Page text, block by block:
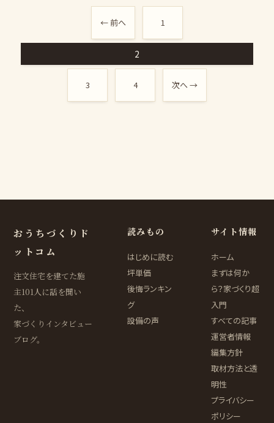
← 前へ 1
2
3 4 次へ →
おうちづくりド
ットコム
注文住宅を建てた施
主101人に話を聞い
た、
家づくりインタビュー
ブログ。
読みもの
はじめに読む
坪単価
後悔ランキン
グ
設備の声
サイト情報
ホーム
まずは何か
ら？家づくり超
入門
すべての記事
運営者情報
編集方針
取材方法と透
明性
プライバシー
ポリシー